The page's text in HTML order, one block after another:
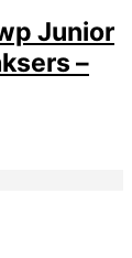
Junior
–